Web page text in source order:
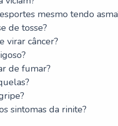
mesmo tendo
de tosse?
virar câncer?
de fumar?
sintomas da rinite?